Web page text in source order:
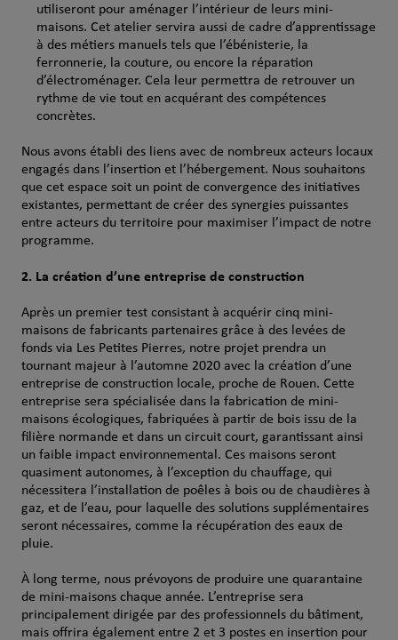
utiliseront pour aménager l’intérieur de leurs mini-
maisons. Cet atelier servira aussi de cadre d’apprentissage
à des métiers manuels tels que l’ébénisterie, la
ferronnerie, la couture, ou encore la réparation
d’électroménager. Cela leur permettra de retrouver un
rythme de vie tout en acquérant des compétences
concrètes.
Nous avons établi des liens avec de nombreux acteurs locaux
engagés dans l’insertion et l’hébergement. Nous souhaitons
que cet espace soit un point de convergence des initiatives
existantes, permettant de créer des synergies puissantes
entre acteurs du territoire pour maximiser l’impact de notre
programme.
2. La création d’une entreprise de construction
Après un premier test consistant à acquérir cinq mini-
maisons de fabricants partenaires grâce à des levées de
fonds via Les Petites Pierres, notre projet prendra un
tournant majeur à l’automne 2020 avec la création d’une
entreprise de construction locale, proche de Rouen. Cette
entreprise sera spécialisée dans la fabrication de mini-
maisons écologiques, fabriquées à partir de bois issu de la
filière normande et dans un circuit court, garantissant ainsi
un faible impact environnemental. Ces maisons seront
quasiment autonomes, à l’exception du chauffage, qui
nécessitera l’installation de poêles à bois ou de chaudières à
gaz, et de l’eau, pour laquelle des solutions supplémentaires
seront nécessaires, comme la récupération des eaux de
pluie.
À long terme, nous prévoyons de produire une quarantaine
de mini-maisons chaque année. L’entreprise sera
principalement dirigée par des professionnels du bâtiment,
mais offrira également entre 2 et 3 postes en insertion pour